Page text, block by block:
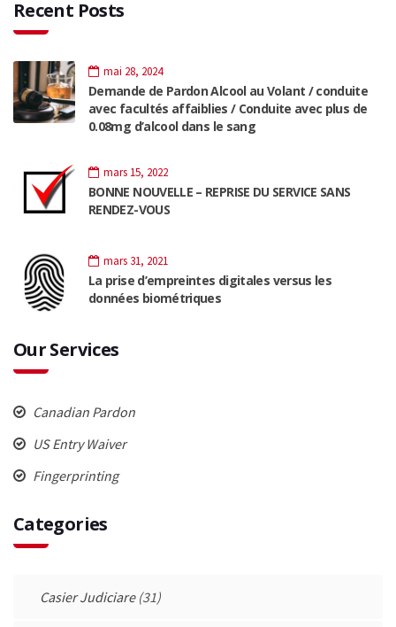
Recent Posts
mai 28, 2024
Demande de Pardon Alcool au Volant / conduite
avec facultés affaiblies / Conduite avec plus de
0.08mg d’alcool dans le sang
mars 15, 2022
BONNE NOUVELLE – REPRISE DU SERVICE SANS
RENDEZ-VOUS
mars 31, 2021
La prise d’empreintes digitales versus les
données biométriques
Our Services
Canadian Pardon
US Entry Waiver
Fingerprinting
Categories
Casier Judiciare(31)